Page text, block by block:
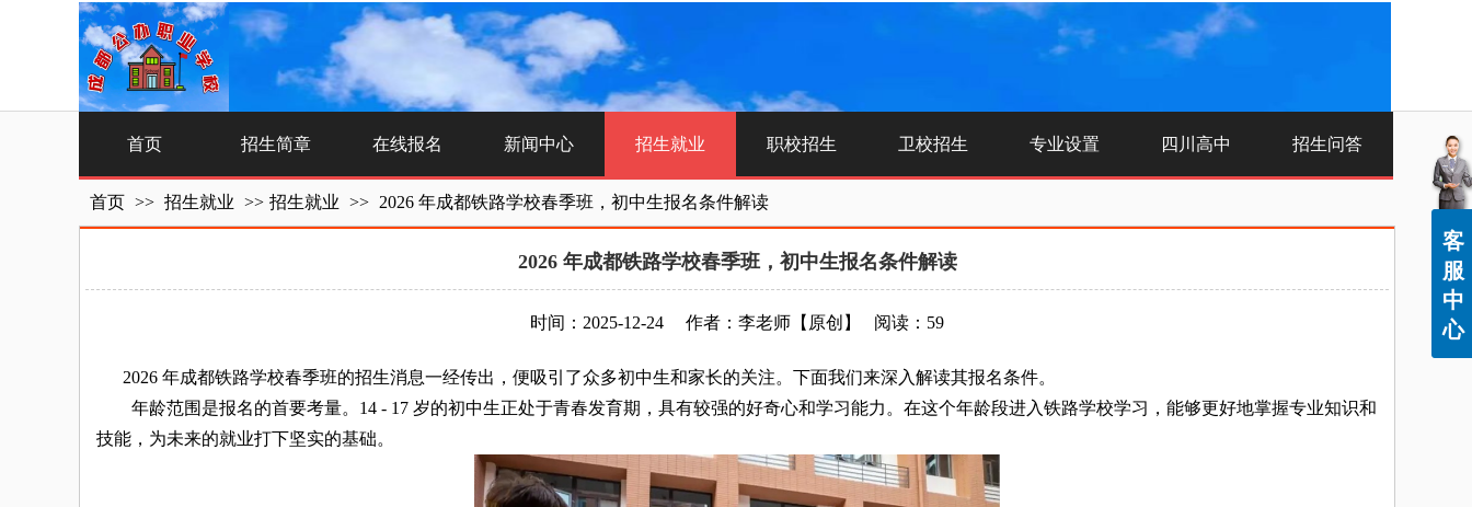
首页 招生简章 在线报名 新闻中心 招生就业 职校招生 卫校招生 专业设置 四川高中 招生问答
首页 >> 招生就业 >> 招生就业 >> 2026 年成都铁路学校春季班，初中生报名条件解读
2026 年成都铁路学校春季班，初中生报名条件解读
时间：2025-12-24 作者：李老师 【原创】 阅读：59
2026 年成都铁路学校春季班的招生消息一经传出，便吸引了众多初中生和家长的关注。下面我们来深入解读其报名条件。
年龄范围是报名的首要考量。14 - 17 岁的初中生正处于青春发育期，具有较强的好奇心和学习能力。在这个年龄段进入铁路学校学习，能够更好地掌握专业知识和
技能，为未来的就业打下坚实的基础。
客
服
中
心